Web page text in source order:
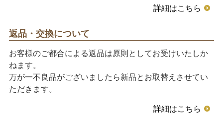
詳細はこちら
返品・交換について
お客様のご都合による返品は原則としてお受けいたしか
ねます。
万が一不良品がございましたら新品とお取替えさせてい
ただきます。
詳細はこちら